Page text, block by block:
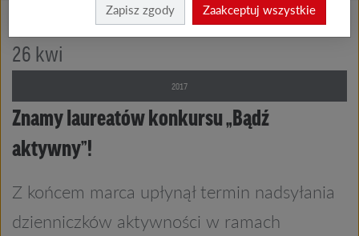
26 kwi
2017
Znamy laureatów konkursu „Bądź
aktywny”!
Z końcem marca upłynął termin nadsyłania
dzienniczków aktywności w ramach
Zapisz zgody Zaakceptuj wszystkie